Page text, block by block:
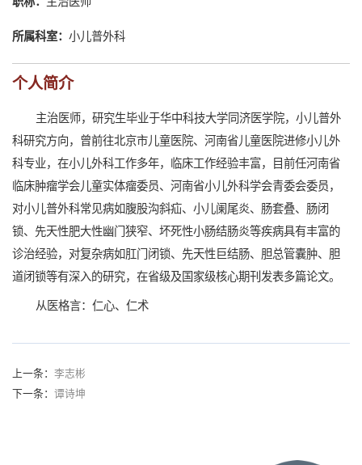
所属科室： 小儿普外科
个人简介
主治医师，研究生毕业于华中科技大学同济医学院，小儿普外
科研究方向，曾前往北京市儿童医院、河南省儿童医院进修小儿外
科专业，在小儿外科工作多年，临床工作经验丰富，目前任河南省
临床肿瘤学会儿童实体瘤委员、河南省小儿外科学会青委会委员，
对小儿普外科常见病如腹股沟斜疝、小儿阑尾炎、肠套叠、肠闭
锁、先天性肥大性幽门狭窄、坏死性小肠结肠炎等疾病具有丰富的
诊治经验，对复杂病如肛门闭锁、先天性巨结肠、胆总管囊肿、胆
道闭锁等有深入的研究，在省级及国家级核心期刊发表多篇论文。
从医格言：仁心、仁术
上一条： 李志彬
下一条： 谭诗坤